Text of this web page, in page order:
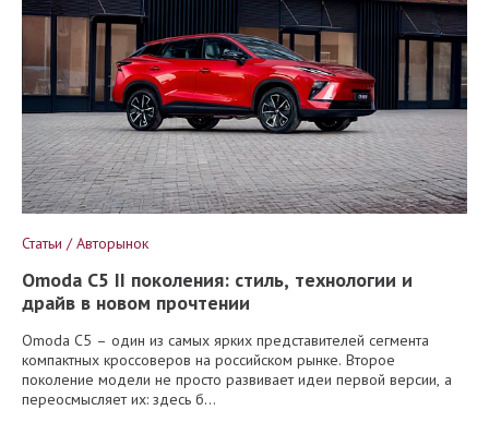
Статьи / Авторынок
Omoda C5 II поколения: стиль, технологии и
драйв в новом прочтении
Omoda C5 – один из самых ярких представителей сегмента
компактных кроссоверов на российском рынке. Второе
поколение модели не просто развивает идеи первой версии, а
переосмысляет их: здесь б...